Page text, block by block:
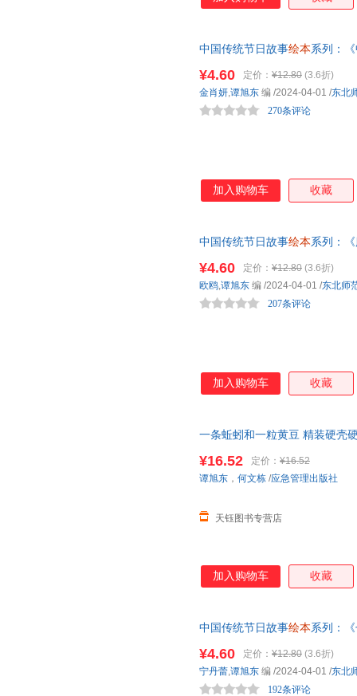
中国传统节日故事绘本系列：
¥4.60 定价： ¥12.80 (3.6折)
270条评论
金肖妍,谭旭东 编 /2024-04-01 /东北
加入购物车 收藏
中国传统节日故事绘本系列：
¥4.60 定价： ¥12.80 (3.6折)
207条评论
欧鸥,谭旭东 编 /2024-04-01 /东北师
加入购物车 收藏
一条蚯蚓和一粒黄豆 精装硬壳
¥16.52 定价： ¥16.52
天钰图书专营店
谭旭东 ， 何文栋 /应急管理出版社
加入购物车 收藏
中国传统节日故事绘本系列：
¥4.60 定价： ¥12.80 (3.6折)
192条评论
宁丹蕾,谭旭东 编 /2024-04-01 /东北